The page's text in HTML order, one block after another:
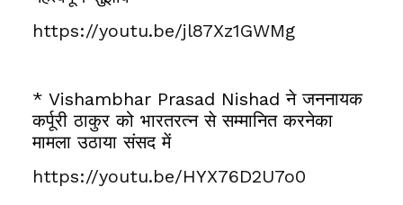
https://youtu.be/jl87Xz1GWMg
* Vishambhar Prasad Nishad ने जननायक
कर्पूरी ठाकुर को भारतरत्न से सम्मानित करनेका
मामला उठाया संसद में
https://youtu.be/HYX76D2U7o0